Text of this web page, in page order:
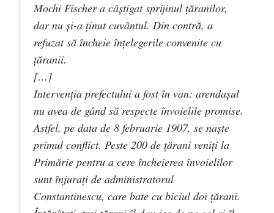
Mochi Fischer a câştigat sprijinul ţăranilor,
dar nu şi-a ţinut cuvântul. Din contră, a
refuzat să încheie înţelegerile convenite cu
ţăranii.
[…]
Intervenţia prefectului a fost în van: arendaşul
nu avea de gând să respecte învoielile promise.
Astfel, pe data de 8 februarie 1907, se naşte
primul conflict. Peste 200 de ţărani veniţi la
Primărie pentru a cere încheierea învoielilor
sunt înjuraţi de administratorul
Constantinescu, care bate cu biciul doi ţărani.